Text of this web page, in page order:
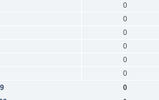
0
0
0
0
0
0
0